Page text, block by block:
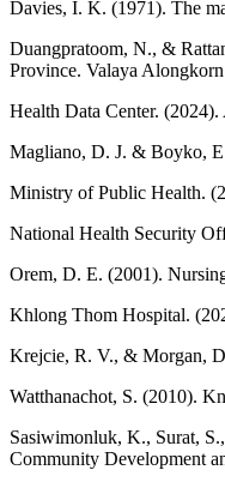
Davies, I. K. (1971). The
Duangpratoom, N., &
Province. Valaya
Health Data Center.
Magliano, D. J. & Boyko,
Ministry of Public Health.
National Health Security
Orem, D. E. (2001).
Khlong Thom Hospital.
Krejcie, R. V., & Morgan,
Watthanachot, S. (2010).
Sasiwimonluk, K., Surat,
Community Development